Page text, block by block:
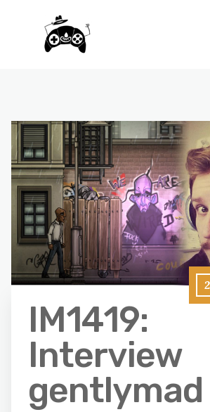
IM1419:
Interview
gentlymad